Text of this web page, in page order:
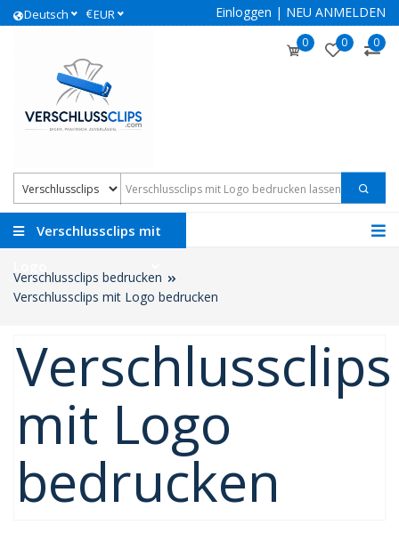
Deutsch €EUR Einloggen | NEU ANMELDEN
0 0 0
Verschlussclips mit
Verschlussclips bedrucken
Verschlussclips mit Logo bedrucken
Verschlussclips
mit Logo
bedrucken